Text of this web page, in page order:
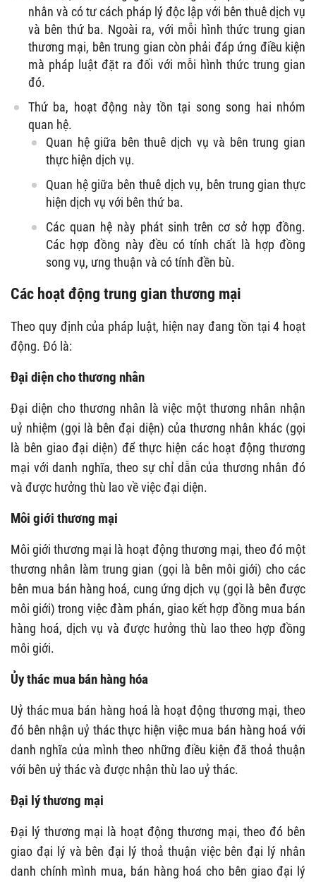
nhân và có tư cách pháp lý độc lập với bên thuê dịch vụ
và bên thứ ba. Ngoài ra, với mỗi hình thức trung gian
thương mại, bên trung gian còn phải đáp ứng điều kiện
mà pháp luật đặt ra đối với mỗi hình thức trung gian
đó.
Thứ ba, hoạt động này tồn tại song song hai nhóm
quan hệ.
Quan hệ giữa bên thuê dịch vụ và bên trung gian
thực hiện dịch vụ.
Quan hệ giữa bên thuê dịch vụ, bên trung gian thực
hiện dịch vụ với bên thứ ba.
Các quan hệ này phát sinh trên cơ sở hợp đồng.
Các hợp đồng này đều có tính chất là hợp đồng
song vụ, ưng thuận và có tính đền bù.
Các hoạt động trung gian thương mại
Theo quy định của pháp luật, hiện nay đang tồn tại 4 hoạt
động. Đó là:
Đại diện cho thương nhân
Đại diện cho thương nhân là việc một thương nhân nhận
uỷ nhiệm (gọi là bên đại diện) của thương nhân khác (gọi
là bên giao đại diện) để thực hiện các hoạt động thương
mại với danh nghĩa, theo sự chỉ dẫn của thương nhân đó
và được hưởng thù lao về việc đại diện.
Môi giới thương mại
Môi giới thương mại là hoạt động thương mại, theo đó một
thương nhân làm trung gian (gọi là bên môi giới) cho các
bên mua bán hàng hoá, cung ứng dịch vụ (gọi là bên được
môi giới) trong việc đàm phán, giao kết hợp đồng mua bán
hàng hoá, dịch vụ và được hưởng thù lao theo hợp đồng
môi giới.
Ủy thác mua bán hàng hóa
Uỷ thác mua bán hàng hoá là hoạt động thương mại, theo
đó bên nhận uỷ thác thực hiện việc mua bán hàng hoá với
danh nghĩa của mình theo những điều kiện đã thoả thuận
với bên uỷ thác và được nhận thù lao uỷ thác.
Đại lý thương mại
Đại lý thương mại là hoạt động thương mại, theo đó bên
giao đại lý và bên đại lý thoả thuận việc bên đại lý nhân
danh chính mình mua, bán hàng hoá cho bên giao đại lý